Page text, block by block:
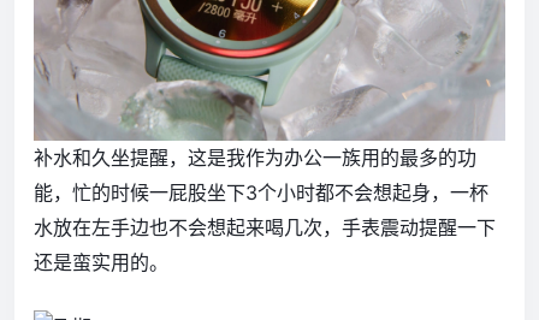
补水和久坐提醒，这是我作为办公一族用的最多的功
能，忙的时候一屁股坐下3个小时都不会想起身，一杯
水放在左手边也不会想起来喝几次，手表震动提醒一下
还是蛮实用的。